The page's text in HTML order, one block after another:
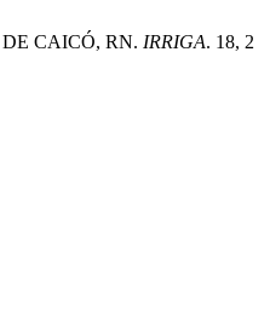
CAICÓ, RN. IRRIGA. 18, 2